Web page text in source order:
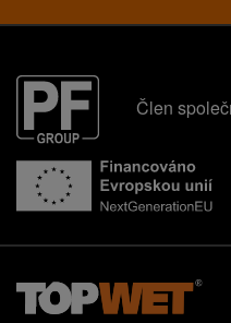
Člen